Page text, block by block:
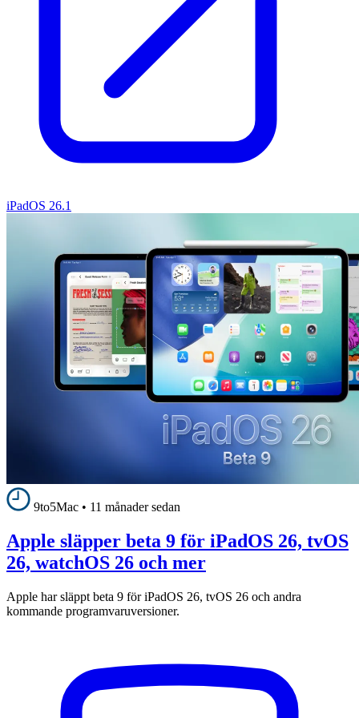
iPadOS 26.1
9to5Mac • 11 månader sedan
Apple släpper beta 9 för iPadOS 26, tvOS
26, watchOS 26 och mer
Apple har släppt beta 9 för iPadOS 26, tvOS 26 och andra
kommande programvaruversioner.